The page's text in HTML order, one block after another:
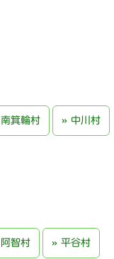
南箕輪村 中川村
阿智村 平谷村